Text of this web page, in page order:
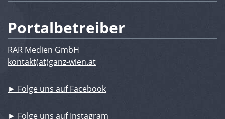
Portalbetreiber
RAR Medien GmbH
kontakt(at)ganz-wien.at
► Folge uns auf Facebook
► Folge uns auf Instagram